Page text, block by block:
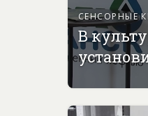
СЕНСОРНЫЕ
В